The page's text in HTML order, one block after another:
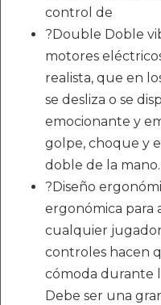
control de
?Double Doble
motores
realista, que en
se desliza o se
emocionante y
golpe, choque y
doble de la mano.
?Diseño
ergonómica para
cualquier
controles hacen
cómoda durante
Debe ser una